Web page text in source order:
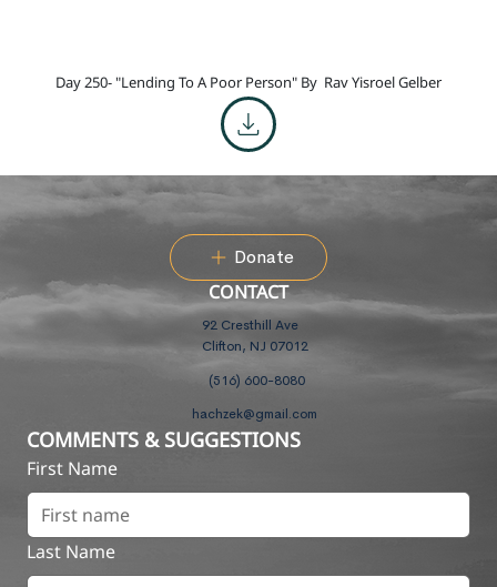
Day 250- "Lending To A Poor Person" By Rav Yisroel Gelber
Donate
CONTACT
92 Cresthill Ave
Clifton, NJ 07012
(516) 600-8080
hachzek@gmail.com
COMMENTS & SUGGESTIONS
First Name
Last Name